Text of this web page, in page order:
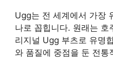
Ugg는 전 세계에서 가장
나로 꼽힙니다. 원래는 호
리지널 Ugg 부츠로 유명
와 품질에 중점을 둔 전통